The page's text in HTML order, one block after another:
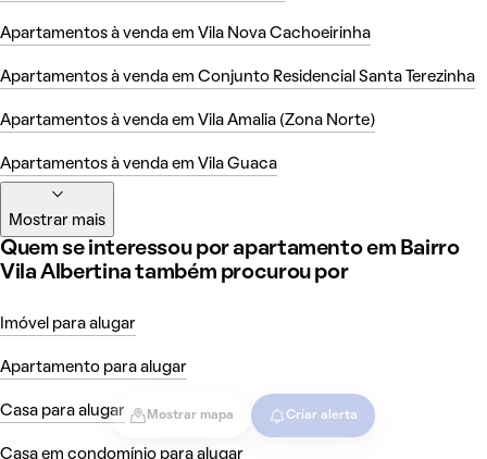
Mostrar mapa Criar alerta
Apartamentos à venda em Vila Nova Cachoeirinha
Apartamentos à venda em Conjunto Residencial Santa Terezinha
Apartamentos à venda em Vila Amalia (Zona Norte)
Apartamentos à venda em Vila Guaca
Mostrar mais
Quem se interessou por apartamento em Bairro
Vila Albertina também procurou por
Imóvel para alugar
Apartamento para alugar
Casa para alugar
Casa em condomínio para alugar